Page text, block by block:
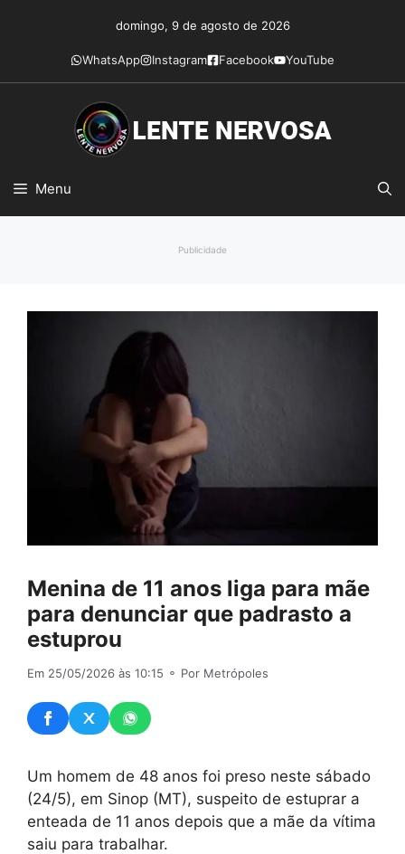
conteúdo
domingo, 9 de agosto de 2026
WhatsApp Instagram Facebook YouTube
Menu
Publicidade
Menina de 11 anos liga para mãe
para denunciar que padrasto a
estuprou
Em 25/05/2026 às 10:15 ⚬ Por Metrópoles
Um homem de 48 anos foi preso neste sábado
(24/5), em Sinop (MT), suspeito de estuprar a
enteada de 11 anos depois que a mãe da vítima
saiu para trabalhar.